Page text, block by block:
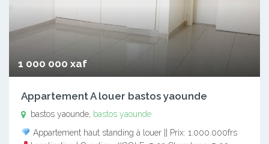
1 000 000 xaf
Appartement A louer bastos yaounde
bastos yaounde, bastos yaounde
Appartement haut standing à louer || Prix: 1.000.000frs